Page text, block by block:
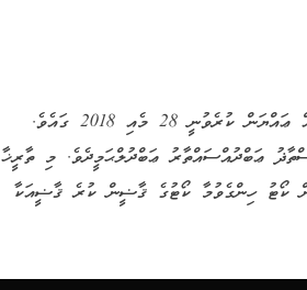
ޑްރަގް ކޯޓަށް އެންމެ ފުރަތަމަ ފަހަރަށް އިސްޤާޟީއެއް ޢައްޔަން ކުރެވުނީ 28 މެއި 2018 ގައެވެ.
ޢަބްދުއްސައްތާރު ޢަބްދުލްޙަމީދެވެ. މި ތާރީޚާ
ކޯޓު ހިންގެވުމާ ކޯޓުގެ ޤާޟީން ކުރެ ޤާޟީއަކާ